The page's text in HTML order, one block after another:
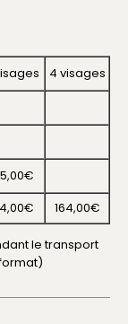
4 visages
164,00€
le transport